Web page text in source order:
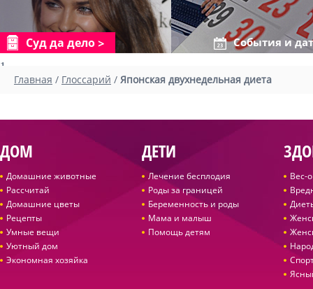
Суд да дело События и
1
Главная / Глоссарий / Японская двухнедельная диета
ДОМ
Домашние животные
Рассчитай
Домашние цветы
Рецепты
Умные вещи
Уютный дом
Экономная хозяйка
ДЕТИ
Лечение бесплодия
Роды за границей
Беременность и роды
Мама и малыш
Помощь детям
Вес-